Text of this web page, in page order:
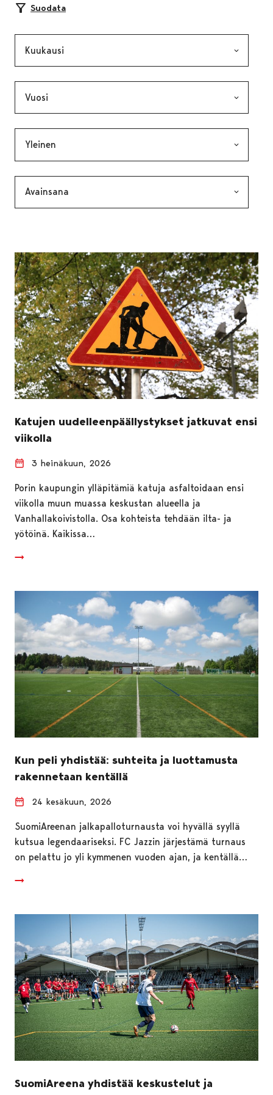
Suodata
Katujen uudelleenpäällystykset jatkuvat ensi
viikolla
3 heinäkuun, 2026
Porin kaupungin ylläpitämiä katuja asfaltoidaan ensi
viikolla muun muassa keskustan alueella ja
Vanhallakoivistolla. Osa kohteista tehdään ilta- ja
yötöinä. Kaikissa…
Kun peli yhdistää: suhteita ja luottamusta
rakennetaan kentällä
24 kesäkuun, 2026
SuomiAreenan jalkapalloturnausta voi hyvällä syyllä
kutsua legendaariseksi. FC Jazzin järjestämä turnaus
on pelattu jo yli kymmenen vuoden ajan, ja kentällä…
SuomiAreena yhdistää keskustelut ja